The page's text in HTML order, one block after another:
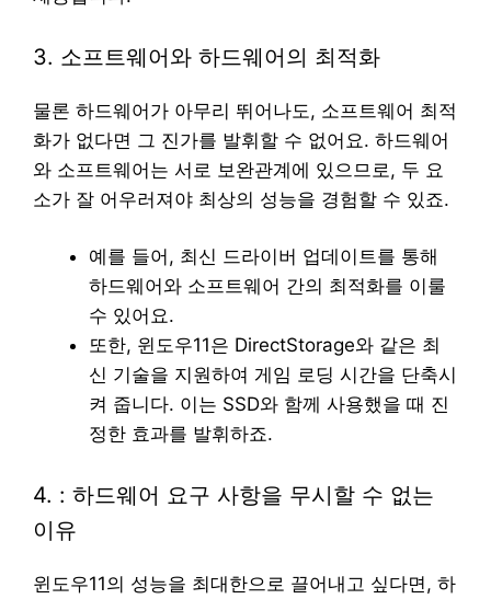
3. 소프트웨어와 하드웨어의 최적화
물론 하드웨어가 아무리 뛰어나도, 소프트웨어 최적
화가 없다면 그 진가를 발휘할 수 없어요. 하드웨어
와 소프트웨어는 서로 보완관계에 있으므로, 두 요
소가 잘 어우러져야 최상의 성능을 경험할 수 있죠.
예를 들어, 최신 드라이버 업데이트를 통해
하드웨어와 소프트웨어 간의 최적화를 이룰
수 있어요.
또한, 윈도우11은 DirectStorage와 같은 최
신 기술을 지원하여 게임 로딩 시간을 단축시
켜 줍니다. 이는 SSD와 함께 사용했을 때 진
정한 효과를 발휘하죠.
4. : 하드웨어 요구 사항을 무시할 수 없는
이유
윈도우11의 성능을 최대한으로 끌어내고 싶다면, 하